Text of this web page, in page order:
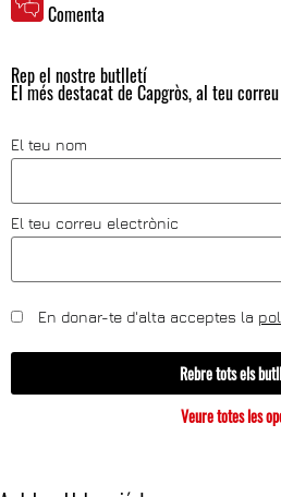
Comenta
Rep el nostre butlletí
El més destacat de Capgròs, al teu
El teu nom
El teu correu electrònic
En donar-te d'alta acceptes la
Rebre tots els
Veure totes les